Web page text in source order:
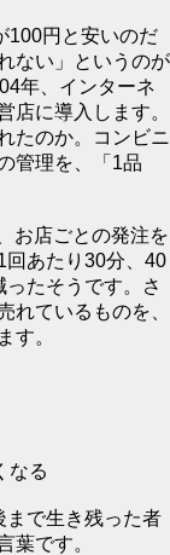
100円と安いのだ
ない」というのが
年、インターネ
店に導入します。
たのか。コンビニ
管理を、「1品
お店ごとの発注を
回あたり30分、40
たそうです。さ
れているものを、
す。
なる
まで生き残った者
葉です。